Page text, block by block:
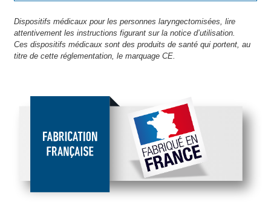
Dispositifs médicaux pour les personnes laryngectomisées, lire
attentivement les instructions figurant sur la notice d’utilisation.
Ces dispositifs médicaux sont des produits de santé qui portent, au
titre de cette réglementation, le marquage CE.